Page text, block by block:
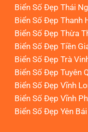
Biển Số Đẹp Thái
Biển Số Đẹp Thanh
Biển Số Đẹp Thừa
Biển Số Đẹp Tiền
Biển Số Đẹp Trà
Biển Số Đẹp Tuyên
Biển Số Đẹp Vĩnh
Biển Số Đẹp Vĩnh
Biển Số Đẹp Yên Bái